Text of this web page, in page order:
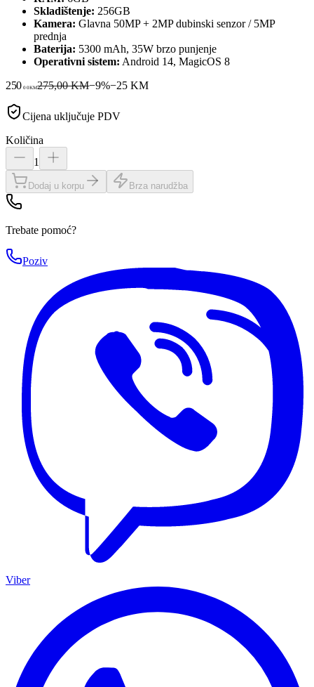
Skladištenje: 256GB
Kamera: Glavna 50MP + 2MP dubinski senzor / 5MP
prednja
Baterija: 5300 mAh, 35W brzo punjenje
Operativni sistem: Android 14, MagicOS 8
250 00KM275,00 KM−9%−25 KM
Cijena uključuje PDV
Količina
1
Dodaj u korpu Brza narudžba
Trebate pomoć?
Poziv
Viber